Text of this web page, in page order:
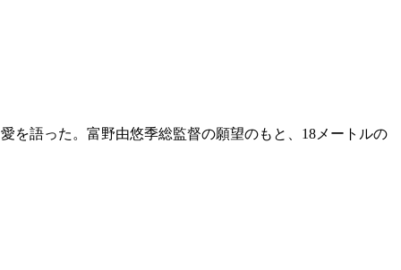
語った。富野由悠季総監督の願望のもと、18メートルの